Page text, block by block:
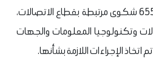
الخدمات؛ تلقت المنظومة 6555 شكوى مرتبطة بقطاع الاتصالات،
وتكنولوجيا المعلومات والجهات
الإجراءات اللازمة بشأنها.